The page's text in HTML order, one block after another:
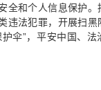
全和个人信息保护
违法犯罪，开展扫
伞”，平安中国、